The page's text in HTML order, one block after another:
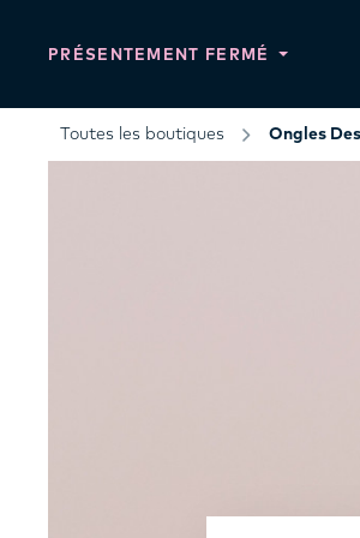
PRÉSENTEMENT FERMÉ
Toutes les boutiques Ongles